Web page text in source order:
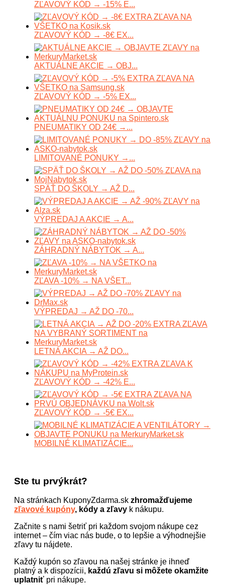
ZĽAVOVÝ KÓD → -15% E...
ZĽAVOVÝ KÓD → -8€ EX...
AKTUÁLNE AKCIE → OBJ...
ZĽAVOVÝ KÓD → -5% EX...
PNEUMATIKY OD 24€ →...
LIMITOVANÉ PONUKY →...
SPÄŤ DO ŠKOLY → AŽ D...
VÝPREDAJ A AKCIE → A...
ZÁHRADNÝ NÁBYTOK → A...
ZĽAVA -10% → NA VŠET...
VÝPREDAJ → AŽ DO -70...
LETNÁ AKCIA → AŽ DO...
ZĽAVOVÝ KÓD → -42% E...
ZĽAVOVÝ KÓD → -5€ EX...
MOBILNÉ KLIMATIZÁCIE...
Ste tu prvýkrát?
Na stránkach KuponyZdarma.sk zhromažďujeme
zľavové kupóny, kódy a zľavy k nákupu.
Začnite s nami šetriť pri každom svojom nákupe cez
internet – čím viac nás bude, o to lepšie a výhodnejšie
zľavy tu nájdete.
Každý kupón so zľavou na našej stránke je ihneď
platný a k dispozícii, každú zľavu si môžete okamžite
uplatniť pri nákupe.